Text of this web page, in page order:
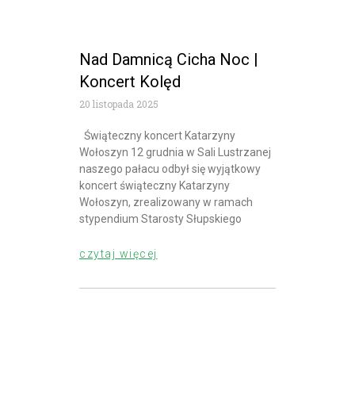
Nad Damnicą Cicha Noc |
Koncert Kolęd
20 listopada 2025
Świąteczny koncert Katarzyny
Wołoszyn 12 grudnia w Sali Lustrzanej
naszego pałacu odbył się wyjątkowy
koncert świąteczny Katarzyny
Wołoszyn, zrealizowany w ramach
stypendium Starosty Słupskiego
czytaj więcej